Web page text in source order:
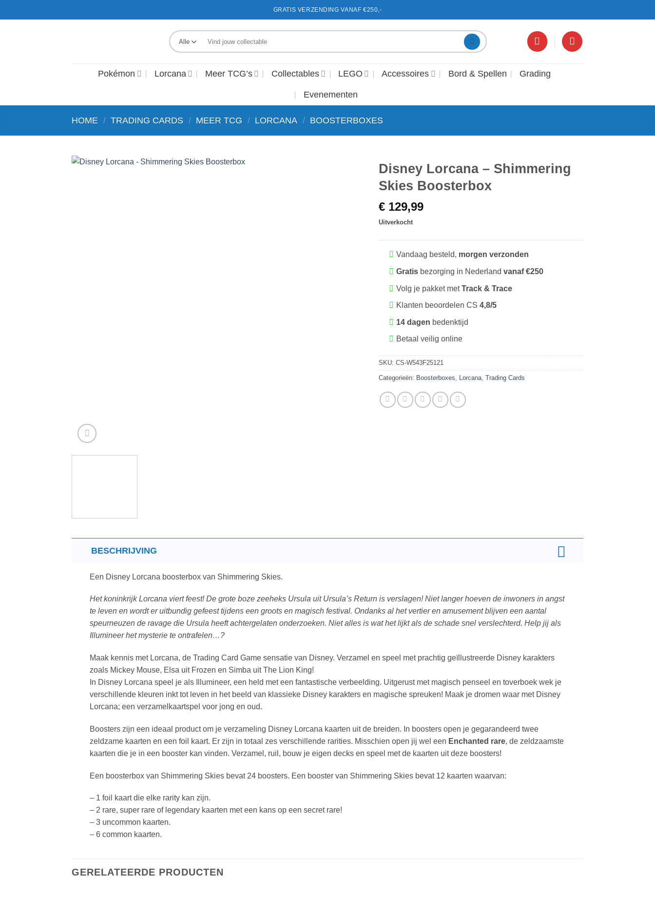
naar
GRATIS VERZENDING VANAF €250,-
Pokémon Lorcana Meer TCG’s Collectables LEGO Accessoires Bord & Spellen Grading
Evenementen
HOME / TRADING CARDS / MEER TCG / LORCANA / BOOSTERBOXES
Disney Lorcana – Shimmering
Skies Boosterbox
€ 129,99
Uitverkocht
Vandaag besteld, morgen verzonden
Gratisbezorging in Nederland vanaf €250
Volg je pakket metTrack & Trace
Klanten beoordelen CS 4,8/5
14 dagen bedenktijd
Betaal veilig online
SKU: CS-W543F25121
Categorieën: Boosterboxes, Lorcana, Trading Cards
BESCHRIJVING
Een Disney Lorcana boosterbox van Shimmering Skies.
Het koninkrijk Lorcana viert feest! De grote boze zeeheks Ursula uit Ursula’s Return is verslagen! Niet langer hoeven de inwoners in angst
te leven en wordt er uitbundig gefeest tijdens een groots en magisch festival. Ondanks al het vertier en amusement blijven een aantal
speurneuzen de ravage die Ursula heeft achtergelaten onderzoeken. Niet alles is wat het lijkt als de schade snel verslechterd. Help jij als
Illumineer het mysterie te ontrafelen…?
Maak kennis met Lorcana, de Trading Card Game sensatie van Disney. Verzamel en speel met prachtig geïllustreerde Disney karakters
zoals Mickey Mouse, Elsa uit Frozen en Simba uit The Lion King!
In Disney Lorcana speel je als Illumineer, een held met een fantastische verbeelding. Uitgerust met magisch penseel en toverboek wek je
verschillende kleuren inkt tot leven in het beeld van klassieke Disney karakters en magische spreuken! Maak je dromen waar met Disney
Lorcana; een verzamelkaartspel voor jong en oud.
Boosters zijn een ideaal product om je verzameling Disney Lorcana kaarten uit de breiden. In boosters open je gegarandeerd twee
zeldzame kaarten en een foil kaart. Er zijn in totaal zes verschillende rarities. Misschien open jij wel een Enchanted rare, de zeldzaamste
kaarten die je in een booster kan vinden. Verzamel, ruil, bouw je eigen decks en speel met de kaarten uit deze boosters!
Een boosterbox van Shimmering Skies bevat 24 boosters. Een booster van Shimmering Skies bevat 12 kaarten waarvan:
– 1 foil kaart die elke rarity kan zijn.
– 2 rare, super rare of legendary kaarten met een kans op een secret rare!
– 3 uncommon kaarten.
– 6 common kaarten.
GERELATEERDE PRODUCTEN